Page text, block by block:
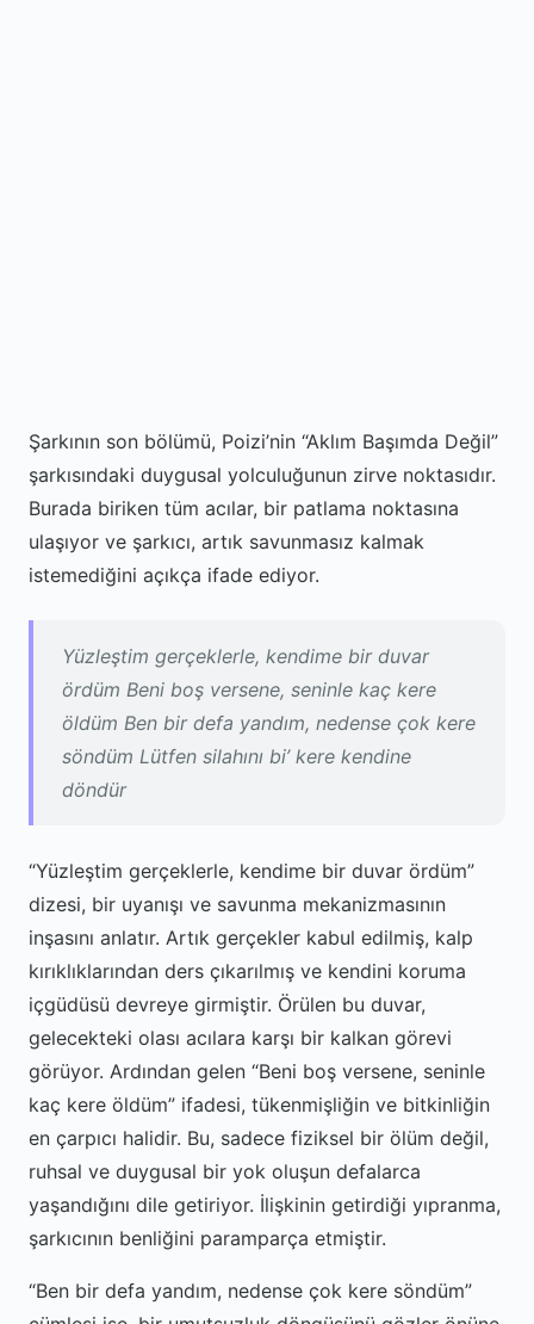
Şarkının son bölümü, Poizi’nin “Aklım Başımda Değil”
şarkısındaki duygusal yolculuğunun zirve noktasıdır.
Burada biriken tüm acılar, bir patlama noktasına
ulaşıyor ve şarkıcı, artık savunmasız kalmak
istemediğini açıkça ifade ediyor.
Yüzleştim gerçeklerle, kendime bir duvar
ördüm Beni boş versene, seninle kaç kere
öldüm Ben bir defa yandım, nedense çok kere
söndüm Lütfen silahını bi’ kere kendine
döndür
“Yüzleştim gerçeklerle, kendime bir duvar ördüm”
dizesi, bir uyanışı ve savunma mekanizmasının
inşasını anlatır. Artık gerçekler kabul edilmiş, kalp
kırıklıklarından ders çıkarılmış ve kendini koruma
içgüdüsü devreye girmiştir. Örülen bu duvar,
gelecekteki olası acılara karşı bir kalkan görevi
görüyor. Ardından gelen “Beni boş versene, seninle
kaç kere öldüm” ifadesi, tükenmişliğin ve bitkinliğin
en çarpıcı halidir. Bu, sadece fiziksel bir ölüm değil,
ruhsal ve duygusal bir yok oluşun defalarca
yaşandığını dile getiriyor. İlişkinin getirdiği yıpranma,
şarkıcının benliğini paramparça etmiştir.
“Ben bir defa yandım, nedense çok kere söndüm”